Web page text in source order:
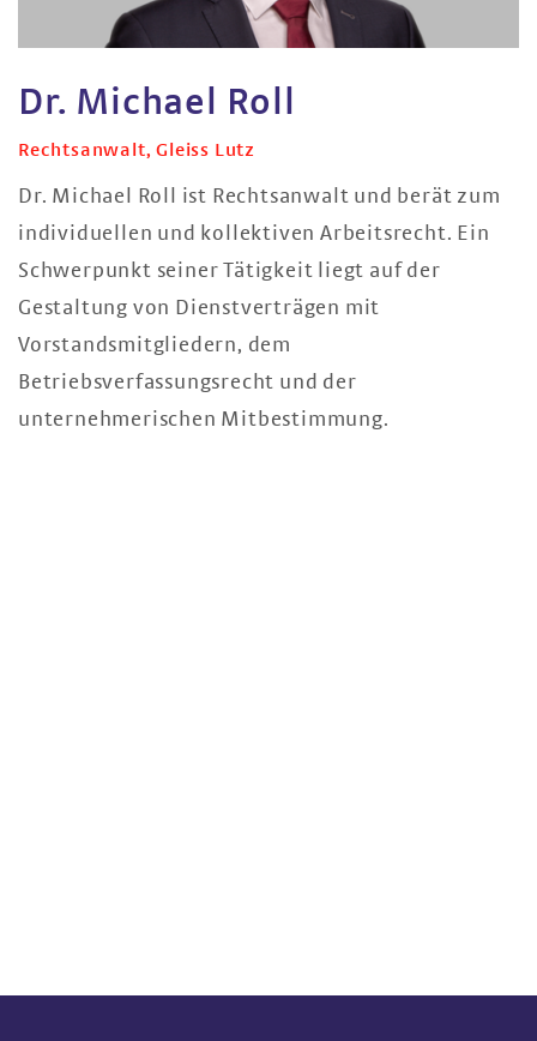
Dr. Michael Roll
Rechtsanwalt, Gleiss Lutz
Dr. Michael Roll ist Rechtsanwalt und berät zum
individuellen und kollektiven Arbeitsrecht. Ein
Schwerpunkt seiner Tätigkeit liegt auf der
Gestaltung von Dienstverträgen mit
Vorstandsmitgliedern, dem
Betriebsverfassungsrecht und der
unternehmerischen Mitbestimmung.